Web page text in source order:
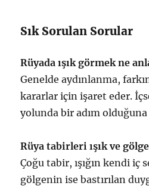
Sık Sorulan Sorular
Rüyada ışık görmek ne
Genelde aydınlanma,
kararlar için işaret eder.
yolunda bir adım
Rüya tabirleri ışık ve
Çoğu tabir, ışığın kendi iç
gölgenin ise bastırılan